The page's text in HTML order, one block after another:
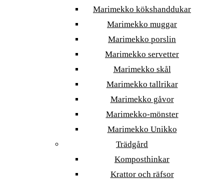
Marimekko kökshanddukar
Marimekko muggar
Marimekko porslin
Marimekko servetter
Marimekko skål
Marimekko tallrikar
Marimekko gåvor
Marimekko-mönster
Marimekko Unikko
Trädgård
Komposthinkar
Krattor och räfsor